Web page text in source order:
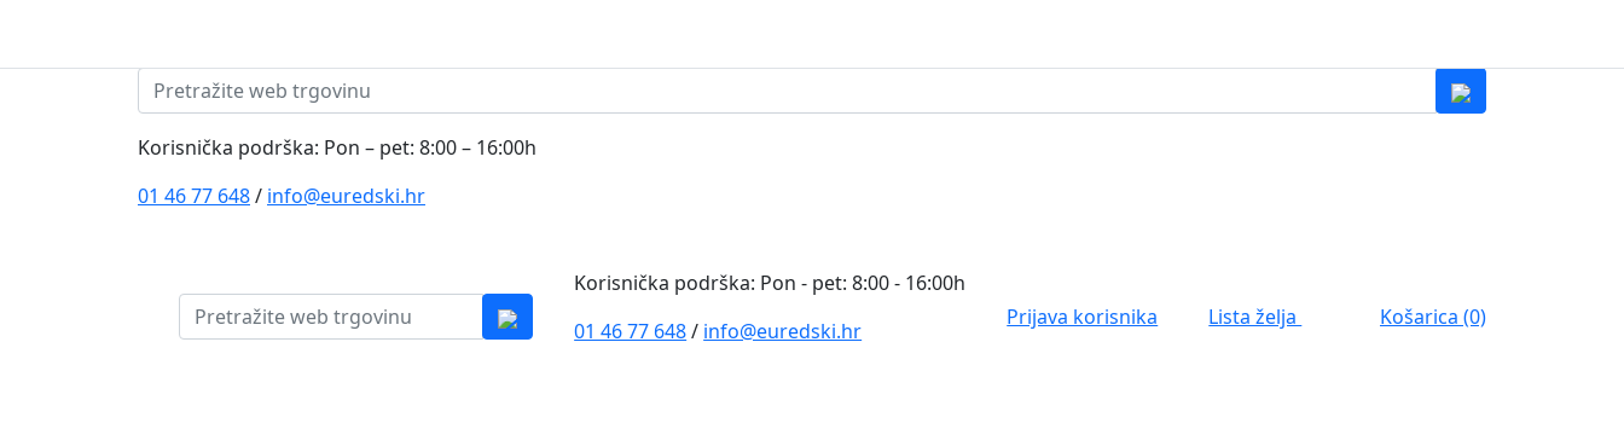
Pretraži:
Korisnička podrška: Pon – pet: 8:00 – 16:00h
01 46 77 648/ info@euredski.hr
Pretraži:
Korisnička podrška: Pon - pet: 8:00 - 16:00h
01 46 77 648/ info@euredski.hr
Prijava korisnika Lista želja Košarica (0)